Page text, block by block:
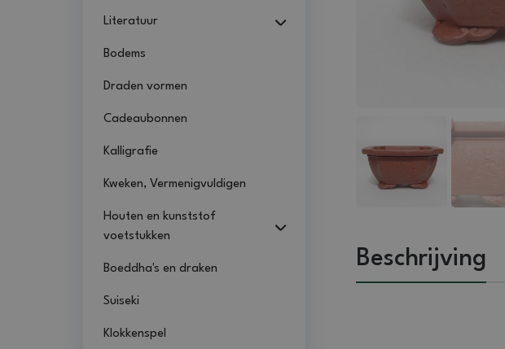
Literatuur
Bodems
Draden vormen
Cadeaubonnen
Kalligrafie
Kweken, Vermenigvuldigen
Houten en kunststof
voetstukken
Boeddha's en draken
Suiseki
Klokkenspel
Beschrijving